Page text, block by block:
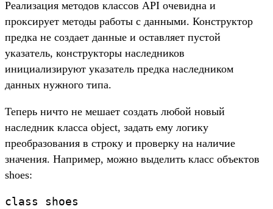
Реализация методов классов API очевидна и
проксирует методы работы с данными. Конструктор
предка не создает данные и оставляет пустой
указатель, конструкторы наследников
инициализируют указатель предка наследником
данных нужного типа.
Теперь ничто не мешает создать любой новый
наследник класса object, задать ему логику
преобразования в строку и проверку на наличие
значения. Например, можно выделить класс объектов
shoes:
class shoes